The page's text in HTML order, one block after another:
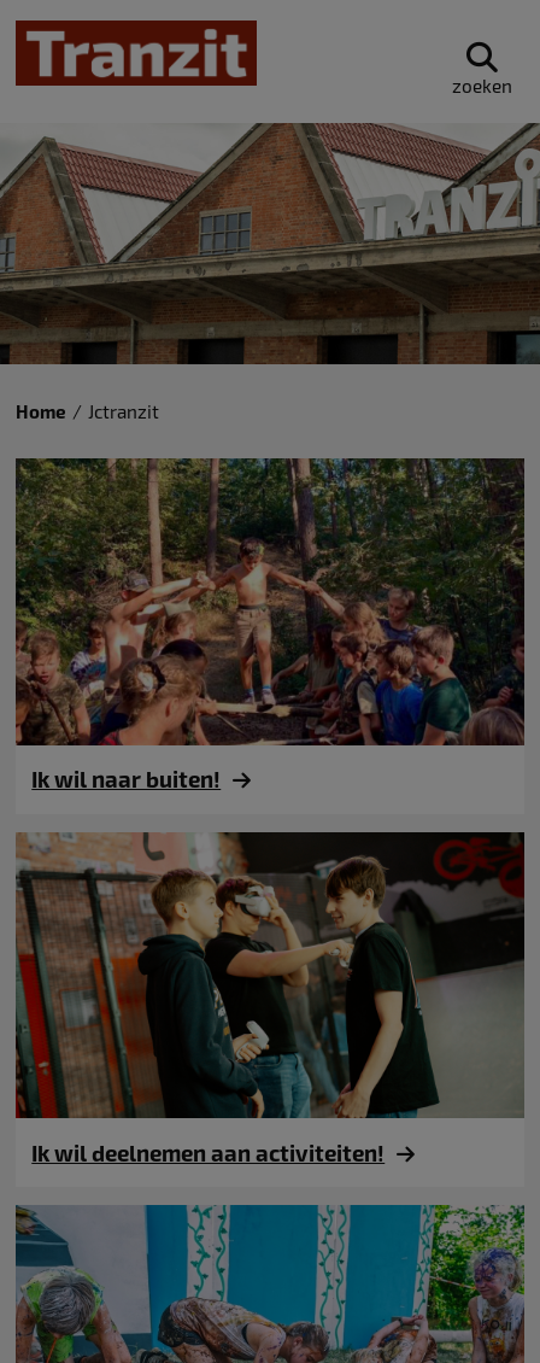
zoeken
Home Jctranzit
Ik wil naar buiten!
Ik wil deelnemen aan activiteiten!